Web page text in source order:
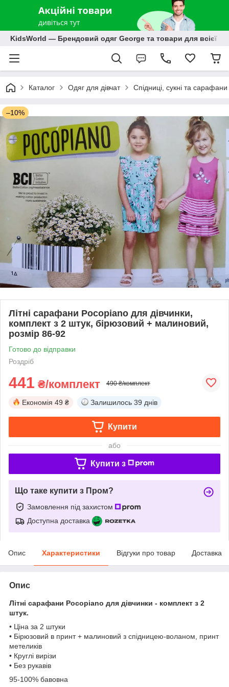
KidsWorld — Брендовий одяг George та товари для всієї
Каталог Одяг для дівчат Спідниці, сукні та сарафани
–10%
Літні сарафани Pocopiano для дівчинки,
комплект з 2 штук, бірюзовий + малиновий,
розмір 86-92
Готово до відправки
Роздріб
441 ₴/комплект 490 ₴/комплект
Економія 49 ₴ Залишилось 39 днів
Купити
або
Купити з
Що таке купити з Пром?
Замовлення під захистом
Доступна доставка
Опис Характеристики Відгуки про товар Доставка
Опис
Літні сарафани Pocopiano для дівчинки - комплект з 2
штук.
• Ціна за 2 штуки
• Бірюзовий в принт + малиновий з спідницею-воланом, принт
метеликів
• Круглі вирізи
• Без рукавів
95-100% бавовна